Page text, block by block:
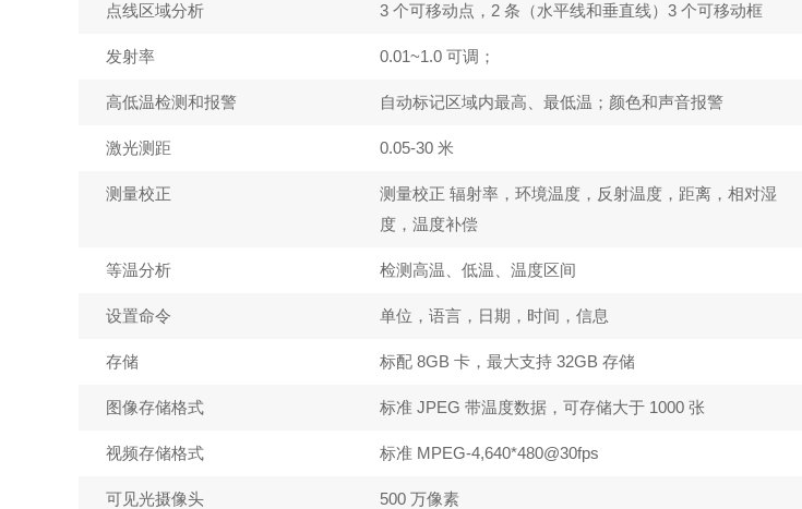
点线区域分析 3 个可移动点，2 条（水平线和垂直线）3 个可移动框
发射率 0.01~1.0 可调；
高低温检测和报警 自动标记区域内最高、最低温；颜色和声音报警
激光测距 0.05-30 米
测量校正
测量校正 辐射率，环境温度，反射温度，距离，相对湿
度，温度补偿
等温分析 检测高温、低温、温度区间
设置命令 单位，语言，日期，时间，信息
存储 标配 8GB 卡，最大支持 32GB 存储
图像存储格式 标准 JPEG 带温度数据，可存储大于 1000 张
视频存储格式 标准 MPEG-4,640*480@30fps
可见光摄像头 500 万像素